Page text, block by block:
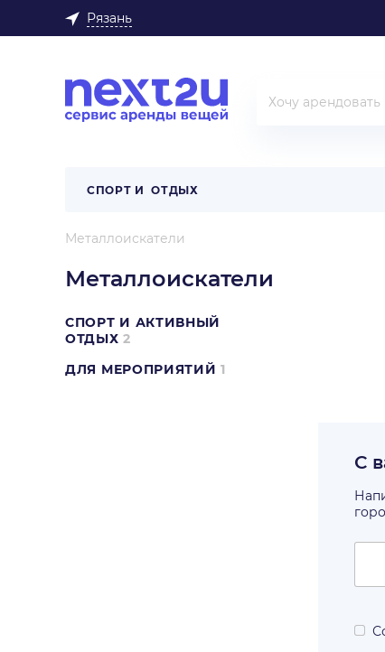
Рязань
СПОРТ И ОТДЫХ
Металлоискатели
Металлоискатели
СПОРТ И АКТИВНЫЙ
ОТДЫХ 2
ДЛЯ МЕРОПРИЯТИЙ 1
С